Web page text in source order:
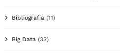
Bibliografia (11)
Big Data (33)